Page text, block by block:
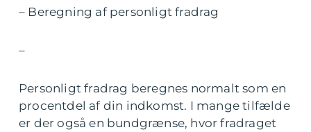
– Beregning af personligt fradrag
–
Personligt fradrag beregnes normalt som en
procentdel af din indkomst. I mange tilfælde
er der også en bundgrænse, hvor fradraget